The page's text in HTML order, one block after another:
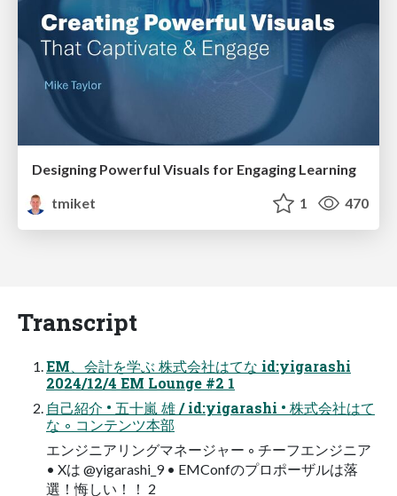
Designing Powerful Visuals for Engaging Learning
tmiket
1 470
Transcript
EM、会計を学ぶ 株式会社はてな id:yigarashi
2024/12/4 EM Lounge #2 1
自己紹介 • 五十嵐 雄 / id:yigarashi • 株式会社はて
な ◦ コンテンツ本部
エンジニアリングマネージャー ◦ チーフエンジニア
• Xは @yigarashi_9 • EMConfのプロポーザルは落
選！悔しい！！ 2